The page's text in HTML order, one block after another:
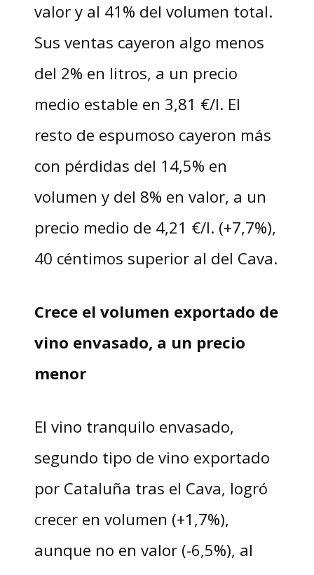
valor y al 41% del volumen total.
Sus ventas cayeron algo menos
del 2% en litros, a un precio
medio estable en 3,81 €/l. El
resto de espumoso cayeron más
con pérdidas del 14,5% en
volumen y del 8% en valor, a un
precio medio de 4,21 €/l. (+7,7%),
40 céntimos superior al del Cava.
Crece el volumen exportado de
vino envasado, a un precio
menor
El vino tranquilo envasado,
segundo tipo de vino exportado
por Cataluña tras el Cava, logró
crecer en volumen (+1,7%),
aunque no en valor (-6,5%), al